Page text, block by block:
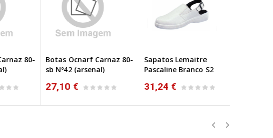
80-
Botas Ocnarf Carnaz 80-
sb Nº42 (arsenal)
27,10 €
Sapatos Lemaitre
Pascaline Branco S2
31,24 €